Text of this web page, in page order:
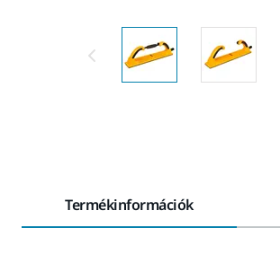
Termékinformációk